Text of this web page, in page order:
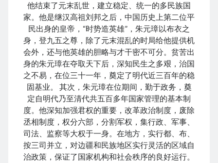
Archives
August 2026
December 2025
November 2025
October 2025
September 2025
August 2025
July 2025
June 2025
May 2025
April 2025
March 2025
February 2025
他结束了元末乱世，建立稳定、统一的多民族国
家。他是继汉高祖刘邦之后，中国历史上第二位平
民出身的皇帝，“时势造英雄”，朱元璋以布衣之
身，登九五之尊，除了元末混乱的时局给他提供机
会外，还与他英雄的胆略与才干密不可分。贫苦出
身的朱元璋在夺取天下后，深知民生之多艰，治国
之不易，在位三十一年，奠定了明代近三百年的稳
固基业。 其次，朱元璋在位期间，勤于政务，奠
定自明代乃至清代共五百多年国家管理的基本制
度。他深知加强君权的重要，改革政治制度，废除
丞相制度，权分六部，分割军权，集行政、军事、
司法、监察等大权于一身。在地方，实行都、布、
按三司并立，对边疆和民族地区实行灵活的区域自
治政策，保证了国家机构和社会秩序的良好运行。